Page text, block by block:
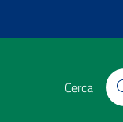
Cerca